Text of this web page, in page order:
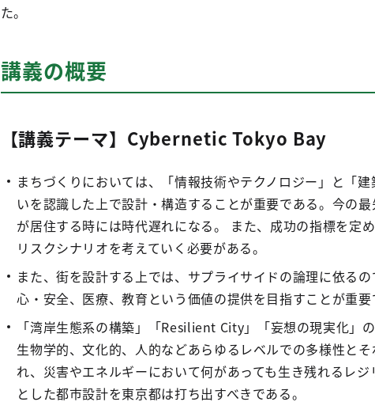
た。
講義の概要
【講義テーマ】Cybernetic Tokyo Bay
まちづくりにおいては、「情報技術やテクノロジー」と「
いを認識した上で設計・構造することが重要である。今の
が居住する時には時代遅れになる。 また、成功の指標を定
リスクシナリオを考えていく必要がある。
また、街を設計する上では、サプライサイドの論理に依る
心・安全、医療、教育という価値の提供を目指すことが重要
「湾岸生態系の構築」「Resilient City」「妄想の現実化」
生物学的、文化的、人的などあらゆるレベルでの多様性と
れ、災害やエネルギーにおいて何があっても生き残れるレ
とした都市設計を東京都は打ち出すべきである。